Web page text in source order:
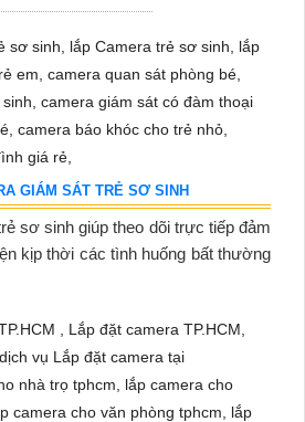
GIÁM SÁT TRẺ SƠ SINH
sơ sinh giúp theo dõi trực tiếp đảm
kịp thời các tình huống bất thường